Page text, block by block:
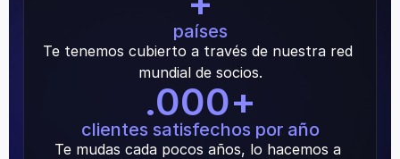
países
Te tenemos cubierto a través de nuestra red
mundial de socios.
.000+
clientes satisfechos por año
Te mudas cada pocos años, lo hacemos a